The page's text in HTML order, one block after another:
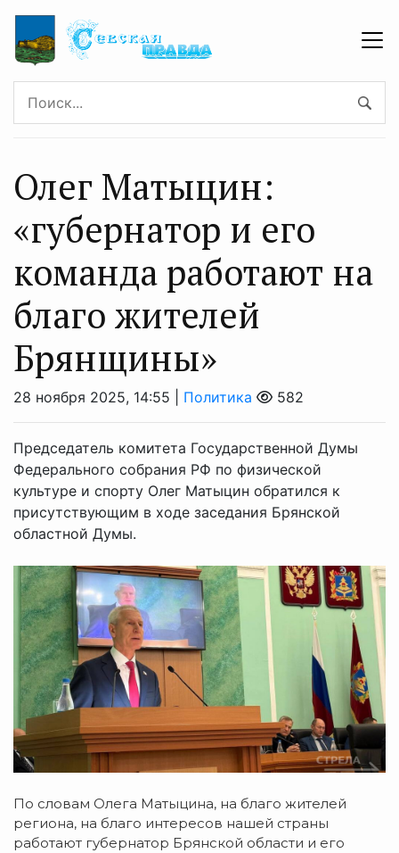
Олег Матыцин:
«губернатор и его
команда работают на
благо жителей
Брянщины»
28 ноября 2025, 14:55 | Политика 582
Председатель комитета Государственной Думы
Федерального собрания РФ по физической
культуре и спорту Олег Матыцин обратился к
присутствующим в ходе заседания Брянской
областной Думы.
По словам Олега Матыцина, на благо жителей
региона, на благо интересов нашей страны
работают губернатор Брянской области и его